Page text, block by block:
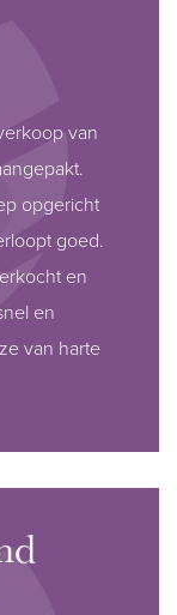
van
opgericht
goed.
en
en
van harte